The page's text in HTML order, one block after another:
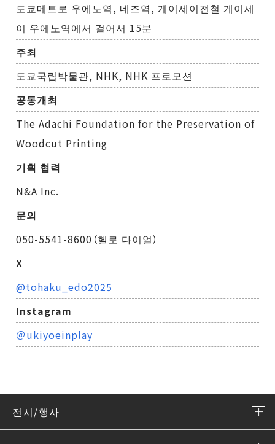
도쿄메트로 우에노역, 네즈역, 게이세이전철 게이세
이 우에노역에서 걸어서 15분
주최
도쿄국립박물관, NHK, NHK 프로모션
공동개최
The Adachi Foundation for the Preservation of
Woodcut Printing
기획 협력
N&A Inc.
문의
050-5541-8600（헬로 다이얼）
X
@tohaku_edo2025
Instagram
＠ukiyoeinplay
전시/행사